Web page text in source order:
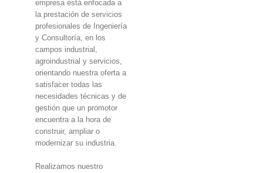
empresa está enfocada a
la prestación de servicios
profesionales de Ingeniería
y Consultoría, en los
campos industrial,
agroindustrial y servicios,
orientando nuestra oferta a
satisfacer todas las
necesidades técnicas y de
gestión que un promotor
encuentra a la hora de
construir, ampliar o
modernizar su industria.
Realizamos nuestro